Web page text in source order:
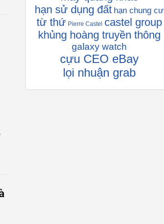
hạn sử dụng đất hạn chung cư
từ thứ Pierre Castel
castel group
khủng hoàng truyền thông
galaxy watch
cựu CEO eBay
lọi nhuận grab